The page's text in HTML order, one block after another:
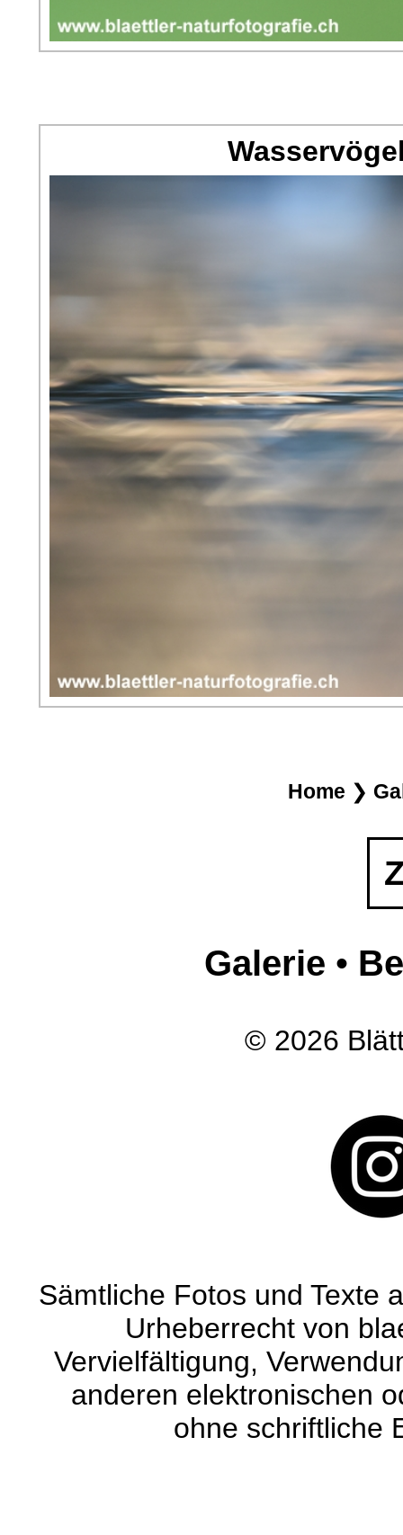
Home ❯
Galerie •
© 2026
Sämtliche Fotos und Texte
Urheberrecht von
Vervielfältigung,
anderen elektronischen
ohne schriftliche